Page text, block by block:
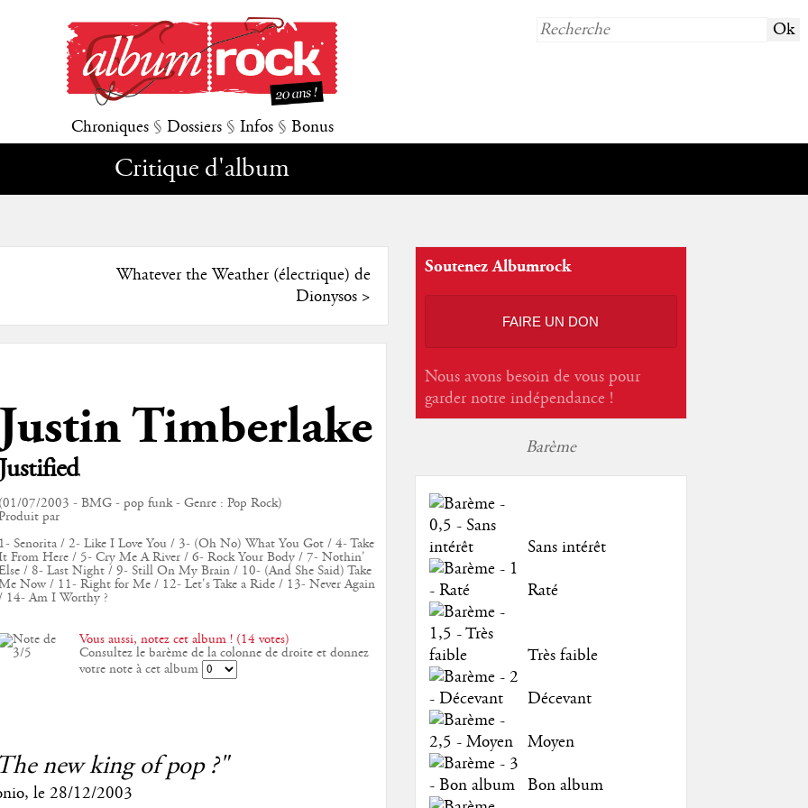
Chroniques § Dossiers § Infos § Bonus
Critique d'album
Whatever the Weather (électrique) de
Dionysos>
Timberlake
07/2003 - BMG - pop funk - Genre : Pop Rock)
par
Senorita / 2- Like I Love You / 3- (Oh No) What You Got / 4- Take
From Here / 5- Cry Me A River / 6- Rock Your Body / 7- Nothin'
/ 8- Last Night / 9- Still On My Brain / 10- (And She Said) Take
Now / 11- Right for Me / 12- Let's Take a Ride / 13- Never Again
14- Am I Worthy ?
Vous aussi, notez cet album ! (14 votes)
Consultez le barème de la colonne de droite et donnez
votre note à cet album
new king of pop ?"
, le 28/12/2003
Soutenez Albumrock
FAIRE UN DON
Nous avons besoin de vous pour
garder notre indépendance !
Barème
Sans intérêt
Raté
Très faible
Décevant
Moyen
Bon album